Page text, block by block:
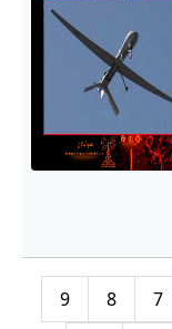
7
8
9